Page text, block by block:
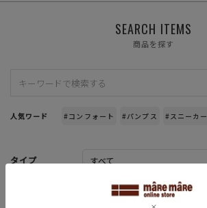
SEARCH ITEMS
商品を探す
人気ワード #コンフォート #パンプス #スニーカー
タイプ